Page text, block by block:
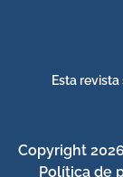
Esta
Copyright 2026
Política de